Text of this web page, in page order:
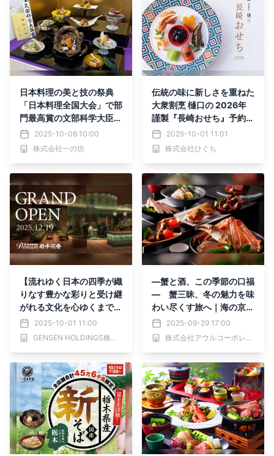
日本料理の美と技の祭典
「日本料理全国大会」で部
門最高賞の文部科学大臣賞
を受賞！【宮城県｜温泉リ
ゾート・一の坊】
2025-10-06 10:00
株式会社一の坊
伝統の味に新しさを重ねた
大衆割烹 樋口の 2026年
謹製『長崎おせち』予約受
付開始2025-10-01 11:01
株式会社ひぐち
【流れゆく日本の四季が織
りなす豊かな彩りと受け継
がれる文化を心ゆくまで堪
能できる温泉宿】岩手初出
店「大江戸温泉物語Premi
um 岩手花巻」2025年12
2025-10-01 11:00
GENSEN HOLDINGS株式会社
―蟹と酒、この季節の口福
― 蟹三昧、冬の魅力を味
わい尽くす旅へ｜海の京
都・夕日ヶ浦温泉『一望館
はなれ櫂』
2025-09-29 17:00
株式会社アウルコーポレーション